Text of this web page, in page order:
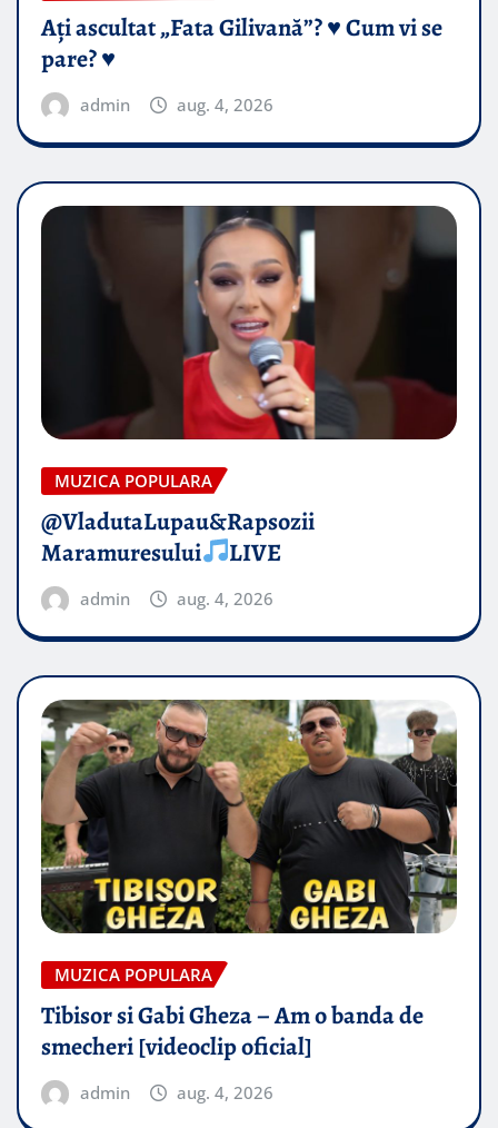
Ați ascultat „Fata Gilivană”? ♥️ Cum vi se
pare? ♥️
admin aug. 4, 2026
MUZICA POPULARA
@VladutaLupau&Rapsozii
Maramuresului
LIVE
admin aug. 4, 2026
MUZICA POPULARA
Tibisor si Gabi Gheza – Am o banda de
smecheri [videoclip oficial]
admin aug. 4, 2026